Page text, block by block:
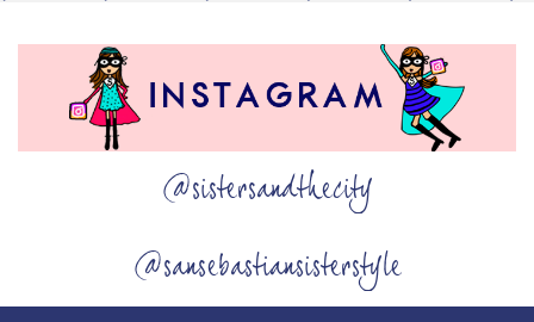
@sistersandthecity
@sansebastiansisterstyle